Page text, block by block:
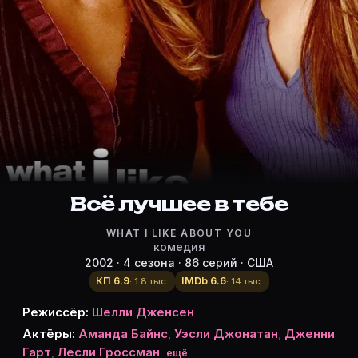
Режиссёр, актёры и роли «Всё
Режиссёр и актёры:
Шелли Дженсен
(режиссёр)
Аманда Байнс — Holly Tyler
Уэсли Джонатан
Дженни Гарт — Valerie Tyler
Лесли Гроссман — Lauren
Эллисон Мунн — Tina Haven
Майкл МакМиллиан — Henry Gibson
Саймон Рекс — Jeff
Девид де Латур — Ben Sheffield
Эдвард Керр — Rick
Стивен Данэм — Peter
Всё лучшее в тебе
WHAT I LIKE ABOUT YOU
комедия
2002 · 4 сезона · 86 серий · США
КП 6.9· 1.8 тыс. IMDb 6.6· 14 тыс.
Режиссёр: Шелли Дженсен
Актёры: Аманда Байнс, Уэсли Джонатан, Дженни
Гарт, Лесли Гроссман ещё